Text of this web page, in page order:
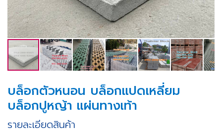
บล็อกตัวหนอน บล็อกแปดเหลี่ยม
บล็อกปูหญ้า แผ่นทางเท้า
รายละเอียดสินค้า